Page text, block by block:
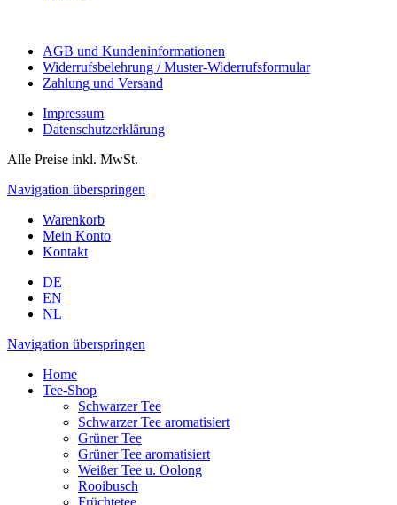
AGB und Kundeninformationen
Widerrufsbelehrung / Muster-Widerrufsformular
Zahlung und Versand
Impressum
Datenschutzerklärung
Alle Preise inkl. MwSt.
Navigation überspringen
Warenkorb
Mein Konto
Kontakt
DE
EN
NL
Navigation überspringen
Home
Tee-Shop
Schwarzer Tee
Schwarzer Tee aromatisiert
Grüner Tee
Grüner Tee aromatisiert
Weißer Tee u. Oolong
Rooibusch